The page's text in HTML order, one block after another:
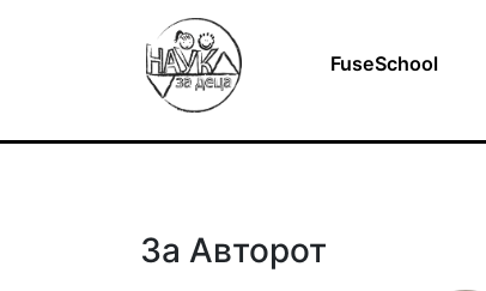
FuseSchool
За Авторот